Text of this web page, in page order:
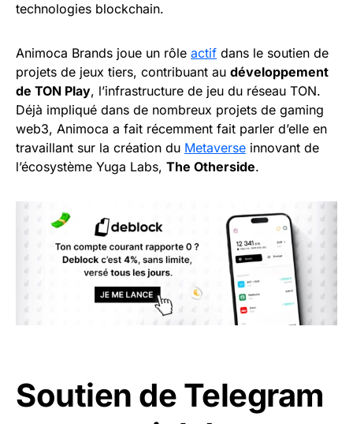
technologies blockchain.
Animoca Brands joue un rôle actif dans le soutien de
projets de jeux tiers, contribuant au développement
de TON Play, l’infrastructure de jeu du réseau TON.
Déjà impliqué dans de nombreux projets de gaming
web3, Animoca a fait récemment fait parler d’elle en
travaillant sur la création du Metaverse innovant de
l’écosystème Yuga Labs, The Otherside.
Soutien de Telegram